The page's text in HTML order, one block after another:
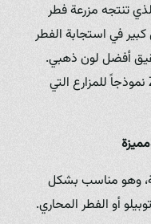
تنتجه مزرعة فطر
في استجابة الفطر
أفضل لون ذهبي.
تُعدّ Zerchik Mushroom Farm نموذجاً للمزارع التي
وهو مناسب بشكل
أو الفطر المحاري.